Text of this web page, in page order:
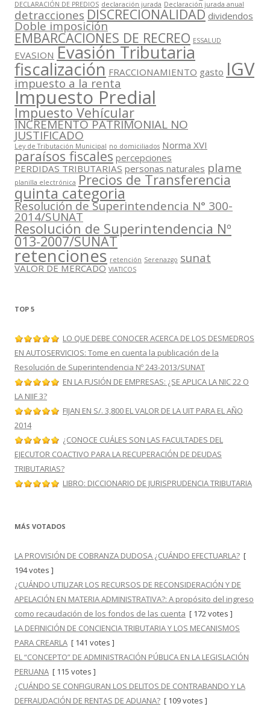
DECLARACIÓN DE PREDIOS declaración jurada Declaración jurada anual
detracciones DISCRECIONALIDAD dividendos
Doble imposición
EMBARCACIONES DE RECREO ESSALUD
EVASION Evasión Tributaria
fiscalización FRACCIONAMIENTO gasto IGV
impuesto a la renta
Impuesto Predial
Impuesto Vehícular
INCREMENTO PATRIMONIAL NO
JUSTIFICADO
Ley de Tributación Municipal no domiciliados Norma XVI
paraísos fiscales percepciones
PERDIDAS TRIBUTARIAS personas naturales plame
planilla electrónica Precios de Transferencia
quinta categoria
Resolución de Superintendencia N° 300-
2014/SUNAT
Resolución de Superintendencia Nº
013-2007/SUNAT
retenciones retención Serenazgo sunat
VALOR DE MERCADO VIATICOS
TOP 5
LO QUE DEBE CONOCER ACERCA DE LOS DESMEDROS
EN AUTOSERVICIOS: Tome en cuenta la publicación de la
Resolución de Superintendencia Nº 243-2013/SUNAT
EN LA FUSIÓN DE EMPRESAS: ¿SE APLICA LA NIC 22 O
LA NIIF 3?
FIJAN EN S/. 3,800 EL VALOR DE LA UIT PARA EL AÑO
2014
¿CONOCE CUÁLES SON LAS FACULTADES DEL
EJECUTOR COACTIVO PARA LA RECUPERACIÓN DE DEUDAS
TRIBUTARIAS?
LIBRO: DICCIONARIO DE JURISPRUDENCIA TRIBUTARIA
MÁS VOTADOS
LA PROVISIÓN DE COBRANZA DUDOSA ¿CUÁNDO EFECTUARLA? [
194 votes ]
¿CUÁNDO UTILIZAR LOS RECURSOS DE RECONSIDERACIÓN Y DE
APELACIÓN EN MATERIA ADMINISTRATIVA?: A propósito del ingreso
como recaudación de los fondos de las cuenta [ 172 votes ]
LA DEFINICIÓN DE CONCIENCIA TRIBUTARIA Y LOS MECANISMOS
PARA CREARLA [ 141 votes ]
EL “CONCEPTO” DE ADMINISTRACIÓN PÚBLICA EN LA LEGISLACIÓN
PERUANA [ 115 votes ]
¿CUÁNDO SE CONFIGURAN LOS DELITOS DE CONTRABANDO Y LA
DEFRAUDACIÓN DE RENTAS DE ADUANA? [ 109 votes ]